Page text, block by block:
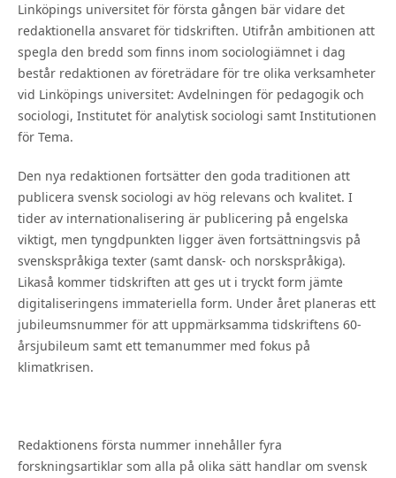
Linköpings universitet för första gången bär vidare det
redaktionella ansvaret för tidskriften. Utifrån ambitionen att
spegla den bredd som finns inom sociologiämnet i dag
består redaktionen av företrädare för tre olika verksamheter
vid Linköpings universitet: Avdelningen för pedagogik och
sociologi, Institutet för analytisk sociologi samt Institutionen
för Tema.
Den nya redaktionen fortsätter den goda traditionen att
publicera svensk sociologi av hög relevans och kvalitet. I
tider av internationalisering är publicering på engelska
viktigt, men tyngdpunkten ligger även fortsättningsvis på
svenskspråkiga texter (samt dansk- och norskspråkiga).
Likaså kommer tidskriften att ges ut i tryckt form jämte
digitaliseringens immateriella form. Under året planeras ett
jubileumsnummer för att uppmärksamma tidskriftens 60-
årsjubileum samt ett temanummer med fokus på
klimatkrisen.
Redaktionens första nummer innehåller fyra
forskningsartiklar som alla på olika sätt handlar om svensk